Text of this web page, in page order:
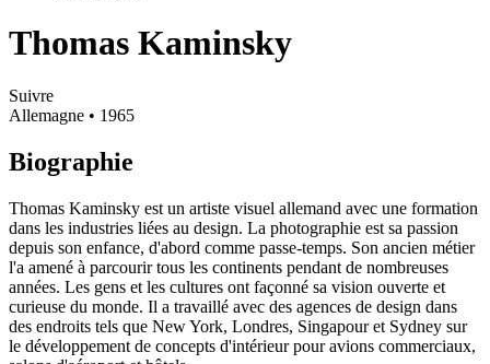
Thomas Kaminsky
Suivre
Allemagne • 1965
Biographie
Thomas Kaminsky est un artiste visuel allemand avec une formation
dans les industries liées au design. La photographie est sa passion
depuis son enfance, d'abord comme passe-temps. Son ancien métier
l'a amené à parcourir tous les continents pendant de nombreuses
années. Les gens et les cultures ont façonné sa vision ouverte et
curieuse du monde. Il a travaillé avec des agences de design dans
des endroits tels que New York, Londres, Singapour et Sydney sur
le développement de concepts d'intérieur pour avions commerciaux,